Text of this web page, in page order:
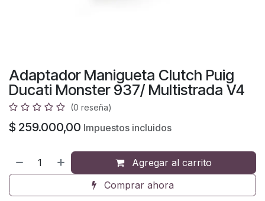
Adaptador Manigueta Clutch Puig
Ducati Monster 937/ Multistrada V4
(0 reseña)
$ 259.000,00 Impuestos incluidos
Agregar al carrito
Comprar ahora